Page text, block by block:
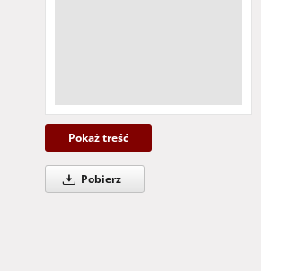
Pokaż treść
Pobierz